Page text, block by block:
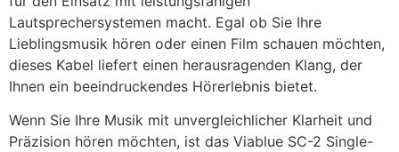
Lautsprechersystemen macht. Egal ob Sie Ihre
Lieblingsmusik hören oder einen Film schauen möchten,
dieses Kabel liefert einen herausragenden Klang, der
Ihnen ein beeindruckendes Hörerlebnis bietet.
Wenn Sie Ihre Musik mit unvergleichlicher Klarheit und
Präzision hören möchten, ist das Viablue SC-2 Single-